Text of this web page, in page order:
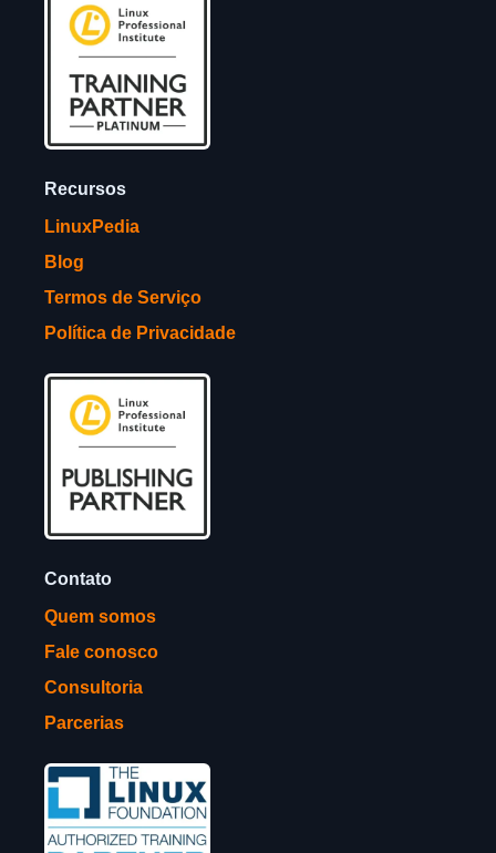
Recursos
LinuxPedia
Blog
Termos de Serviço
Política de Privacidade
Contato
Quem somos
Fale conosco
Consultoria
Parcerias